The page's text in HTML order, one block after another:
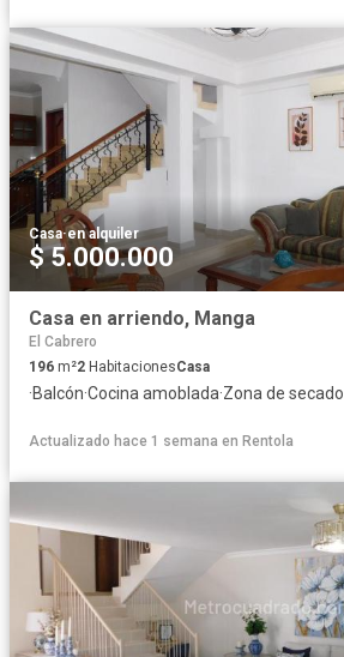
Casa·en alquiler
$ 5.000.000
Casa en arriendo, Manga
El Cabrero
196 m²2 HabitacionesCasa
·Balcón·Cocina amoblada·Zona de secado
Actualizado hace 1 semana en Rentola